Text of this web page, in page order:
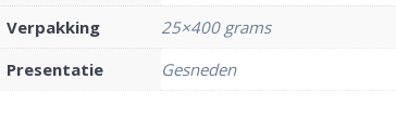
Verpakking
25×400 grams
Presentatie
Gesneden